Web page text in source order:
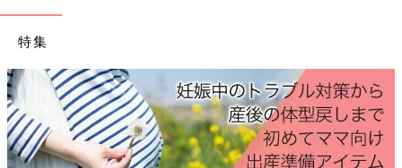
タイミング法は排卵日を予測し、医師から指示されたタイミング
にセックスを行うことで、自然妊娠の確率を高める方法です。排
超音波検査を受けて卵胞の大きさから排卵日を医師が見定めま
す。さらに、排卵直前に値が急増するLHホルモンを尿検査で検
出することで、セックスするタイミングがわかります。
うまく排卵していない場合は、排卵誘発剤を用いることも。排卵
誘発剤には質のよい卵子を育て、排卵を促す効果があります。
特集